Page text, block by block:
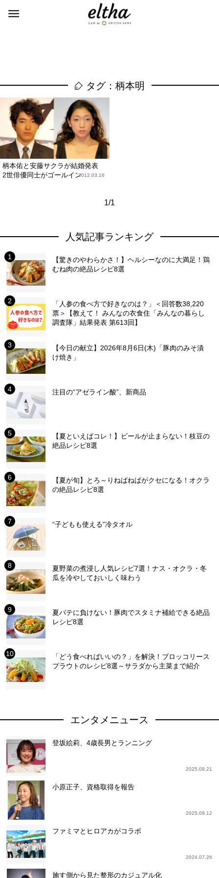
タグ：柄本明
柄本佑と安藤サクラが結婚発表
2世俳優同士がゴールイン2012.03.16
1/1
人気記事ランキング
【驚きのやわらかさ！】ヘルシーなのに大満足！鶏
むね肉の絶品レシピ8選
「人参の食べ方で好きなのは？」＜回答数38,220
票＞【教えて！ みんなの衣食住「みんなの暮らし
調査隊」結果発表 第613回】
【今日の献立】2026年8月6日(木)「豚肉のみそ漬
け焼き」
注目の“アゼライン酸”、新商品
【夏といえばコレ！】ビールが止まらない！枝豆の
絶品レシピ8選
【夏が旬】とろ～りねばねばがクセになる！オクラ
の絶品レシピ8選
“子どもも使える”冷タオル
夏野菜の煮浸し人気レシピ7選！ナス・オクラ・冬
瓜を冷やしておいしく味わう
夏バテに負けない！豚肉でスタミナ補給できる絶品
レシピ8選
「どう食べればいいの？」を解決！ブロッコリース
プラウトのレシピ8選～サラダから主菜まで紹介
エンタメニュース
登坂絵莉、4歳長男とランニング
2025.09.21
小原正子、資格取得を報告
2025.09.12
ファミマとヒロアカがコラボ
2024.07.26
施す側から見た整形のカジュアル化